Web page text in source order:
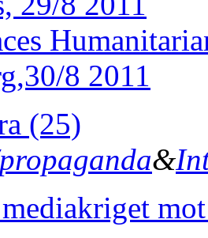
8 2011
(25)
&